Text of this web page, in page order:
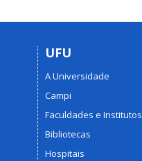
UFU
A Universidade
Campi
Faculdades e Institutos
Bibliotecas
Hospitais